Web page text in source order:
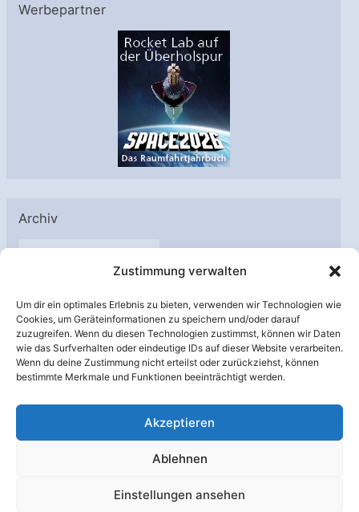
Zustimmung verwalten
Um dir ein optimales Erlebnis zu bieten, verwenden wir Technologien wie
Cookies, um Geräteinformationen zu speichern und/oder darauf
zuzugreifen. Wenn du diesen Technologien zustimmst, können wir Daten
wie das Surfverhalten oder eindeutige IDs auf dieser Website verarbeiten.
Wenn du deine Zustimmung nicht erteilst oder zurückziehst, können
bestimmte Merkmale und Funktionen beeinträchtigt werden.
Akzeptieren
Ablehnen
Einstellungen ansehen
Werbepartner
Archiv
A
h
i
v
Unterstützt von: